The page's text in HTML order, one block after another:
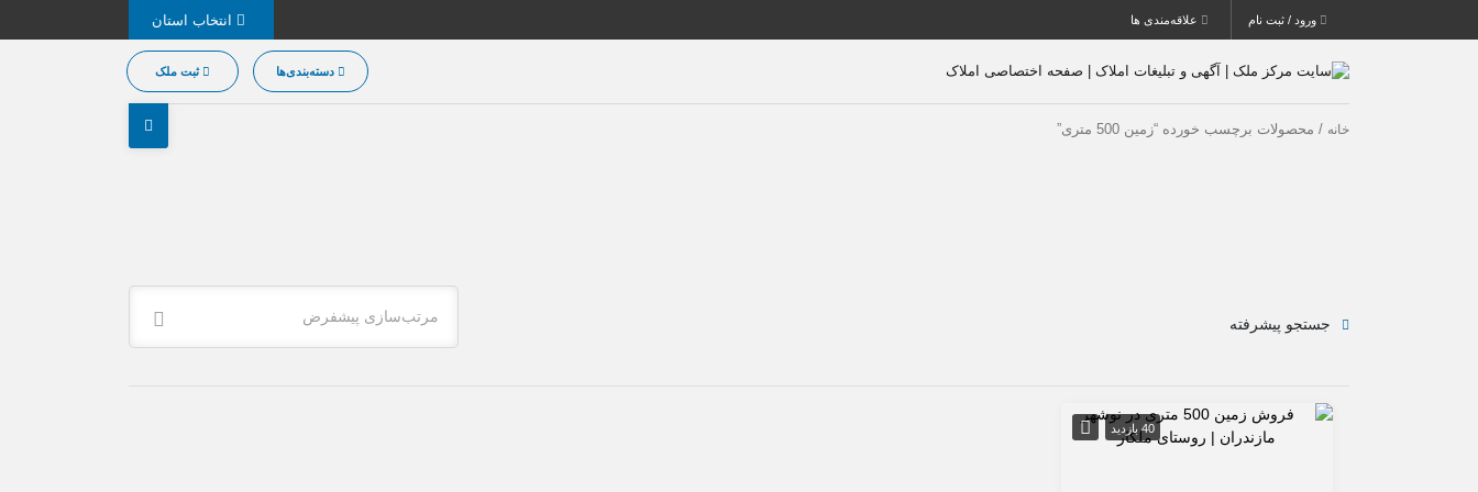
ورود / ثبت نام علاقه‌مندی ها
دسته‌بندی‌ها ثبت ملک
خانه / محصولات برچسب خورده “زمین 500 متری”
مرتب‌سازی پیشفرض جستجو پیشرفته
40 بازدید